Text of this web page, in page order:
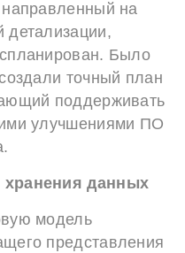
на
детализации,
Было
точный план
поддерживать
улучшениями ПО
данных
модель
представления